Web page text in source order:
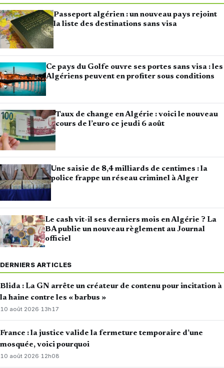
Passeport algérien : un nouveau pays rejoint
la liste des destinations sans visa
Ce pays du Golfe ouvre ses portes sans visa : les
Algériens peuvent en profiter sous conditions
Taux de change en Algérie : voici le nouveau
cours de l’euro ce jeudi 6 août
Une saisie de 8,4 milliards de centimes : la
police frappe un réseau criminel à Alger
Le cash vit-il ses derniers mois en Algérie ? La
BA publie un nouveau règlement au Journal
officiel
DERNIERS ARTICLES
Blida : La GN arrête un créateur de contenu pour incitation à
la haine contre les « barbus »
10 août 2026· 13h17
France : la justice valide la fermeture temporaire d’une
mosquée, voici pourquoi
10 août 2026·12h08